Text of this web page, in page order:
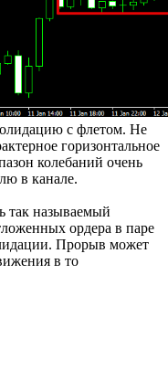
с флетом. Не
горизонтальное
колебаний очень
в канале.
так называемый
ордера в паре
Прорыв может
в то